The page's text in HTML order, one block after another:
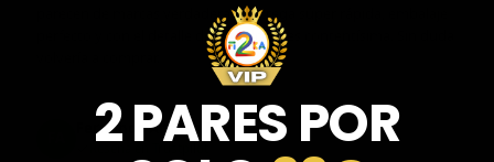
parecen de marcas verdaderas. Entrega súper rápida, embalaje
perfecto y con el detalle de los calcetines contentísima. Sin duda
Fernando Aranda Morales
2 PARES POR